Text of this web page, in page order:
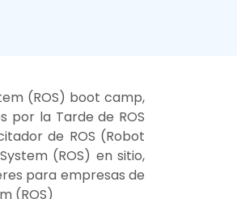
(ROS) boot camp,
por la Tarde de ROS
de ROS (Robot
(ROS) en sitio,
para empresas de
(ROS)